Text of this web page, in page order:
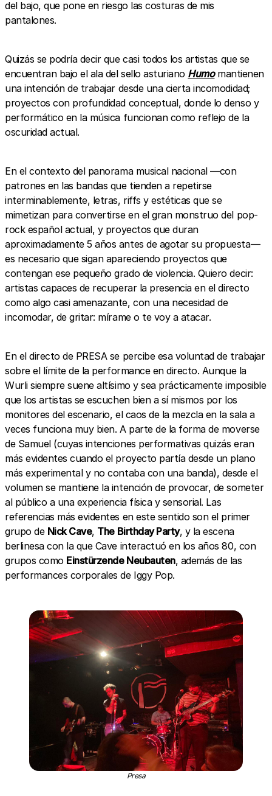
del bajo, que pone en riesgo las costuras de mis
pantalones.
Quizás se podría decir que casi todos los artistas que se
encuentran bajo el ala del sello asturiano Humomantienen
una intención de trabajar desde una cierta incomodidad;
proyectos con profundidad conceptual, donde lo denso y
performático en la música funcionan como reflejo de la
oscuridad actual.
En el contexto del panorama musical nacional —con
patrones en las bandas que tienden a repetirse
interminablemente, letras, riffs y estéticas que se
mimetizan para convertirse en el gran monstruo del pop-
rock español actual, y proyectos que duran
aproximadamente 5 años antes de agotar su propuesta—
es necesario que sigan apareciendo proyectos que
contengan ese pequeño grado de violencia. Quiero decir:
artistas capaces de recuperar la presencia en el directo
como algo casi amenazante, con una necesidad de
incomodar, de gritar: mírame o te voy a atacar.
En el directo de PRESA se percibe esa voluntad de trabajar
sobre el límite de la performance en directo. Aunque la
Wurli siempre suene altísimo y sea prácticamente imposible
que los artistas se escuchen bien a sí mismos por los
monitores del escenario, el caos de la mezcla en la sala a
veces funciona muy bien. A parte de la forma de moverse
de Samuel (cuyas intenciones performativas quizás eran
más evidentes cuando el proyecto partía desde un plano
más experimental y no contaba con una banda), desde el
volumen se mantiene la intención de provocar, de someter
al público a una experiencia física y sensorial. Las
referencias más evidentes en este sentido son el primer
grupo de Nick Cave, The Birthday Party, y la escena
berlinesa con la que Cave interactuó en los años 80, con
grupos como Einstürzende Neubauten, además de las
performances corporales de Iggy Pop.
Presa